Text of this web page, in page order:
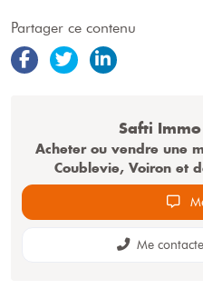
Partager ce contenu
Safti
Acheter ou vendre une
Coublevie, Voiron et
Me